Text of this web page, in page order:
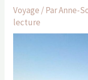
Voyage / ParAnne-
lecture